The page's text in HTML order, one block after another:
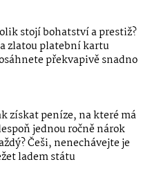
stojí bohatství a prestiž?
zlatou platební kartu
překvapivě snadno
získat peníze, na které má
jednou ročně nárok
Češi, nenechávejte je
ladem státu